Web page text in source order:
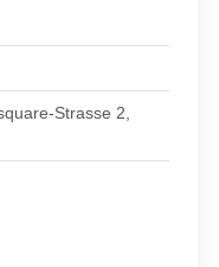
Strasse 2,